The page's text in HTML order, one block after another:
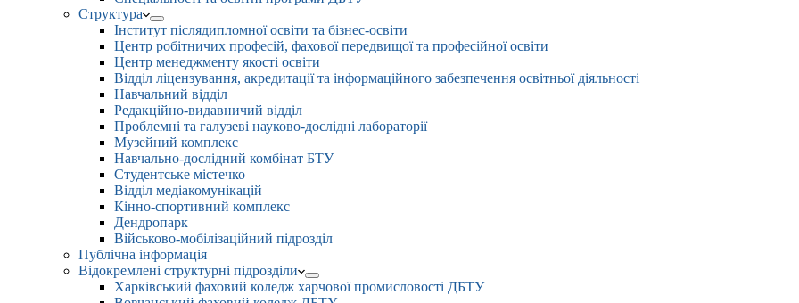
Структура
Інститут післядипломної освіти та бізнес-освіти
Центр робітничих професій, фахової передвищої та професійної освіти
Центр менеджменту якості освіти
Відділ ліцензування, акредитації та інформаційного забезпечення освітньої діяльності
Навчальний відділ
Редакційно-видавничий відділ
Проблемні та галузеві науково-дослідні лабораторії
Музейний комплекс
Навчально-дослідний комбінат БТУ
Студентське містечко
Відділ медіакомунікацій
Кінно-спортивний комплекс
Дендропарк
Військово-мобілізаційний підрозділ
Публічна інформація
Відокремлені структурні підрозділи
Харківський фаховий коледж харчової промисловості ДБТУ